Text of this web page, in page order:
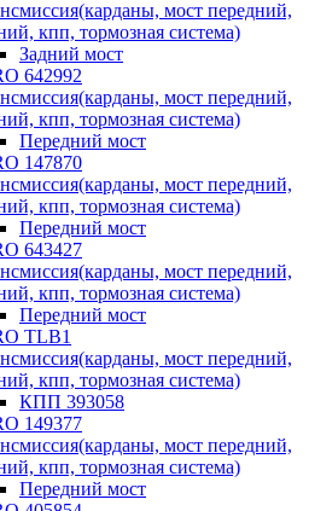
мост передний,
кпп, тормозная система)
Задний мост
642992
мост передний,
кпп, тормозная система)
Передний мост
147870
мост передний,
кпп, тормозная система)
Передний мост
643427
мост передний,
кпп, тормозная система)
Передний мост
TLB1
мост передний,
кпп, тормозная система)
КПП 393058
149377
мост передний,
кпп, тормозная система)
Передний мост